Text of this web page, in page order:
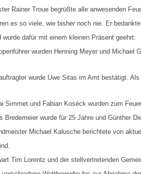
Rainer Troue begrüßte alle anwesenden
es so viele, wie bisher noch nie. Er
wurde dafür mit einem kleinen Präsent geehrt.
wurden Henning Meyer und
wurde Uwe Sitas im Amt bestätigt.
Simmet und Fabian Koséck wurden zum
Bredemeier wurde für 25 Jahre und Günther
Michael Kalusche berichtete von
Tim Lorentz und der stellvertretenden